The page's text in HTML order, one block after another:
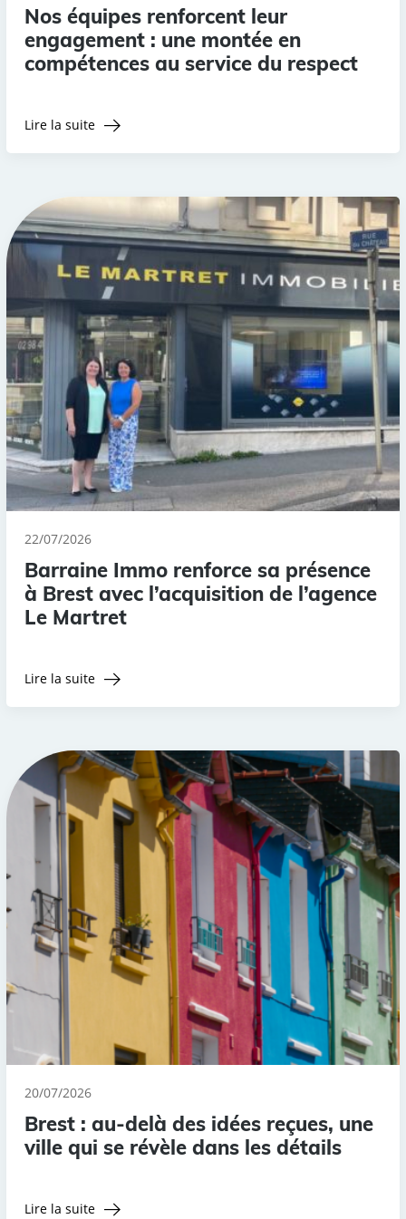
Nos équipes renforcent leur
engagement : une montée en
compétences au service du respect
Lire la suite
22/07/2026
Barraine Immo renforce sa présence
à Brest avec l’acquisition de l’agence
Le Martret
Lire la suite
20/07/2026
Brest : au-delà des idées reçues, une
ville qui se révèle dans les détails
Lire la suite